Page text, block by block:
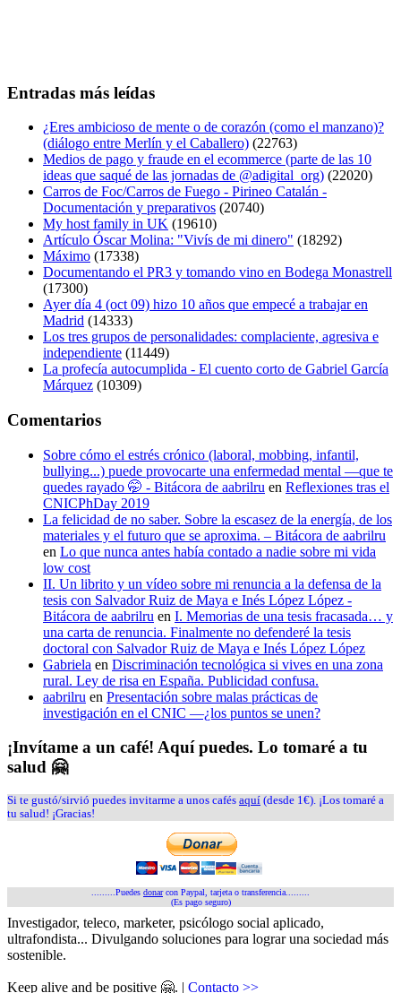
Entradas más leídas
¿Eres ambicioso de mente o de corazón (como el manzano)?
(diálogo entre Merlín y el Caballero) (22763)
Medios de pago y fraude en el ecommerce (parte de las 10
ideas que saqué de las jornadas de @adigital_org) (22020)
Carros de Foc/Carros de Fuego - Pirineo Catalán -
Documentación y preparativos (20740)
My host family in UK (19610)
Artículo Óscar Molina: "Vivís de mi dinero" (18292)
Máximo (17338)
Documentando el PR3 y tomando vino en Bodega Monastrell
(17300)
Ayer día 4 (oct 09) hizo 10 años que empecé a trabajar en
Madrid (14333)
Los tres grupos de personalidades: complaciente, agresiva e
independiente (11449)
La profecía autocumplida - El cuento corto de Gabriel García
Márquez (10309)
Comentarios
Sobre cómo el estrés crónico (laboral, mobbing, infantil,
bullying...) puede provocarte una enfermedad mental —que te
quedes rayado 🤭 - Bitácora de aabrilru en Reflexiones tras el
CNICPhDay 2019
La felicidad de no saber. Sobre la escasez de la energía, de los
materiales y el futuro que se aproxima. – Bitácora de aabrilru
en Lo que nunca antes había contado a nadie sobre mi vida
low cost
II. Un librito y un vídeo sobre mi renuncia a la defensa de la
tesis con Salvador Ruiz de Maya e Inés López López -
Bitácora de aabrilru en I. Memorias de una tesis fracasada… y
una carta de renuncia. Finalmente no defenderé la tesis
doctoral con Salvador Ruiz de Maya e Inés López López
Gabriela en Discriminación tecnológica si vives en una zona
rural. Ley de risa en España. Publicidad confusa.
aabrilru en Presentación sobre malas prácticas de
investigación en el CNIC —¿los puntos se unen?
¡Invítame a un café! Aquí puedes. Lo tomaré a tu
salud 🤗
Si te gustó/sirvió puedes invitarme a unos cafés aquí (desde 1€). ¡Los tomaré a
tu salud! ¡Gracias!
.........Puedes donarcon Paypal, tarjeta o transferencia.........
(Es pago seguro)
Investigador, teleco, marketer, psicólogo social aplicado,
ultrafondista... Divulgando soluciones para lograr una sociedad más
sostenible.
Keep alive and be positive 🤗. | Contacto >>